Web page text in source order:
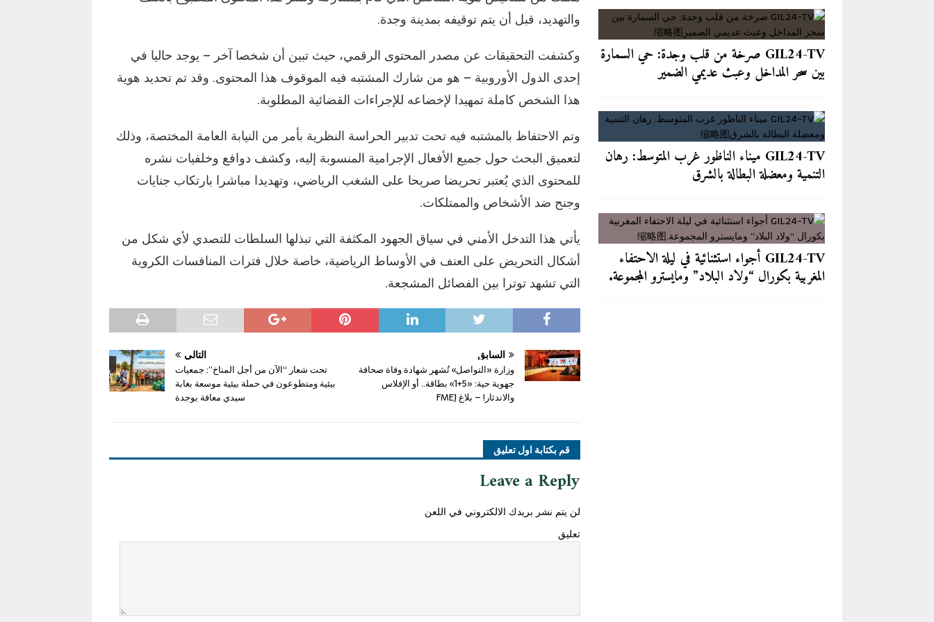
والتهديد، قبل أن يتم توقيفه بمدينة وجدة.
وكشفت التحقيقات عن مصدر المحتوى الرقمي، حيث تبين أن شخصا آخر – يوجد حاليا في
إحدى الدول الأوروبية – هو من شارك المشتبه فيه الموقوف هذا المحتوى. وقد تم تحديد هوية
هذا الشخص كاملة تمهيدا لإخضاعه للإجراءات القضائية المطلوبة.
وتم الاحتفاظ بالمشتبه فيه تحت تدبير الحراسة النظرية بأمر من النيابة العامة المختصة، وذلك
لتعميق البحث حول جميع الأفعال الإجرامية المنسوبة إليه، وكشف دوافع وخلفيات نشره
للمحتوى الذي يُعتبر تحريضا صريحا على الشغب الرياضي، وتهديدا مباشرا بارتكاب جنايات
وجنح ضد الأشخاص والممتلكات.
يأتي هذا التدخل الأمني في سياق الجهود المكثفة التي تبذلها السلطات للتصدي لأي شكل من
أشكال التحريض على العنف في الأوساط الرياضية، خاصة خلال فترات المنافسات الكروية
التي تشهد توترا بين الفصائل المشجعة.
السابق
وزارة «التواصل» تُشهر شهادة وفاة صحافة
جهوية حية: «5+1» بطاقة.. أو الإفلاس
والاندثار! – بلاغ FMEJ
التالي
تحت شعار “الآن من أجل المناخ”: جمعيات
بيئية ومتطوعون في حملة بيئية موسعة بغابة
سيدي معافة بوجدة
قم بكتابة اول تعليق
Leave a Reply
لن يتم نشر بريدك الالكتروني في اللعن
تعليق
GIL24-TV صرخة من قلب وجدة: حي السمارة
بين سحر المداخل وعبث عديمي الضمير
GIL24-TV ميناء الناظور غرب المتوسط: رهان
التنمية ومعضلة البطالة بالشرق
GIL24-TV أجواء استثنائية في ليلة الاحتفاء
المغربية بكورال “ولاد البلاد” ومايسترو المجموعة.